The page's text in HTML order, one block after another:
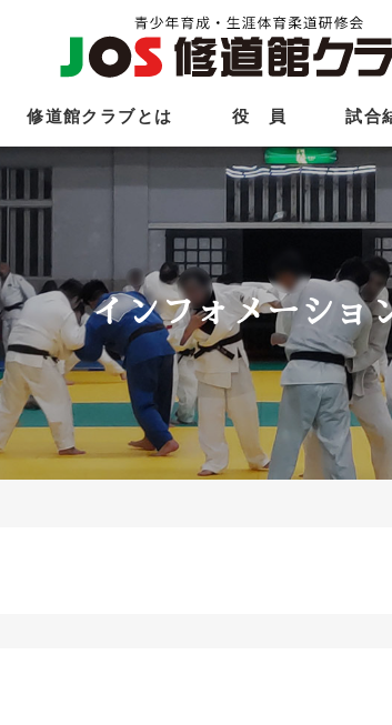
修道館クラブとは 役 員 試合
インフォメーショ